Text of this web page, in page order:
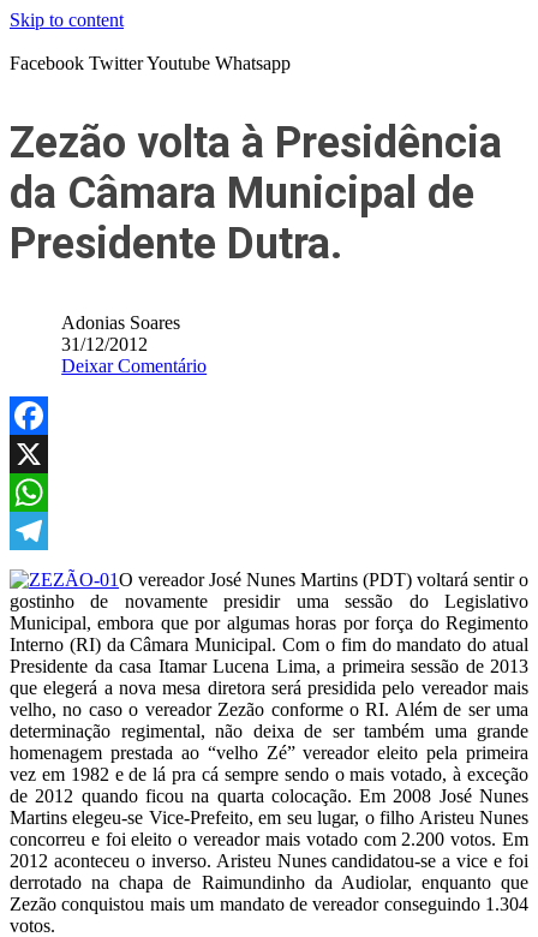
Skip to content
Facebook TwitterYoutube Whatsapp
Zezão volta à Presidência
da Câmara Municipal de
Presidente Dutra.
Adonias Soares
31/12/2012
Deixar Comentário
Facebook
X
WhatsApp
Telegram
O vereador José Nunes Martins (PDT) voltará sentir o
gostinho de novamente presidir uma sessão do Legislativo
Municipal, embora que por algumas horas por força do Regimento
Interno (RI) da Câmara Municipal. Com o fim do mandato do atual
Presidente da casa Itamar Lucena Lima, a primeira sessão de 2013
que elegerá a nova mesa diretora será presidida pelo vereador mais
velho, no caso o vereador Zezão conforme o RI. Além de ser uma
determinação regimental, não deixa de ser também uma grande
homenagem prestada ao “velho Zé” vereador eleito pela primeira
vez em 1982 e de lá pra cá sempre sendo o mais votado, à exceção
de 2012 quando ficou na quarta colocação. Em 2008 José Nunes
Martins elegeu-se Vice-Prefeito, em seu lugar, o filho Aristeu Nunes
concorreu e foi eleito o vereador mais votado com 2.200 votos. Em
2012 aconteceu o inverso. Aristeu Nunes candidatou-se a vice e foi
derrotado na chapa de Raimundinho da Audiolar, enquanto que
Zezão conquistou mais um mandato de vereador conseguindo 1.304
votos.